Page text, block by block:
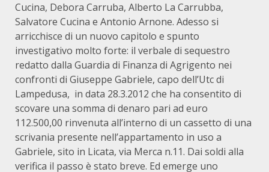
Cucina, Debora Carruba, Alberto La Carrubba,
Salvatore Cucina e Antonio Arnone. Adesso si
arricchisce di un nuovo capitolo e spunto
investigativo molto forte: il verbale di sequestro
redatto dalla Guardia di Finanza di Agrigento nei
confronti di Giuseppe Gabriele, capo dell’Utc di
Lampedusa, in data 28.3.2012 che ha consentito di
scovare una somma di denaro pari ad euro
112.500,00 rinvenuta all’interno di un cassetto di una
scrivania presente nell’appartamento in uso a
Gabriele, sito in Licata, via Merca n.11. Dai soldi alla
verifica il passo è stato breve. Ed emerge uno